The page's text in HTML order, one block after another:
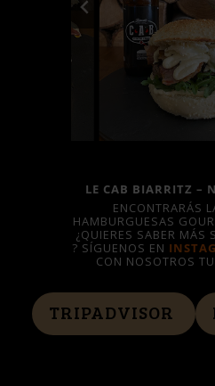
LE CAB BIARRITZ –
ENCONTRARÁS
HAMBURGUESAS
¿QUIERES SABER MÁS
? SÍGUENOS EN
CON NOSOTROS
TRIPADVISOR